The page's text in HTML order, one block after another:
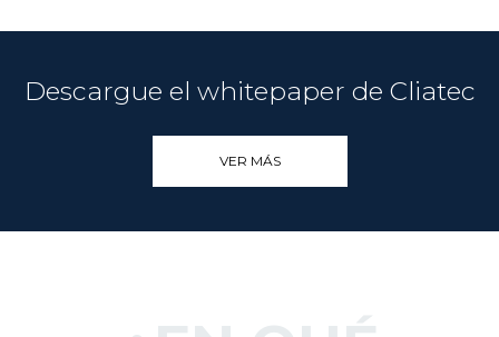
Descargue el whitepaper de Cliatec
VER MÁS